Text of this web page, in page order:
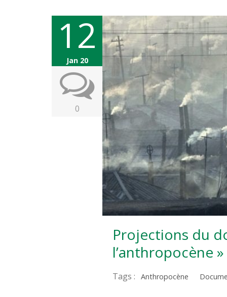
12
Jan 20
0
Projections du
l’anthropocène
Tags : Anthropocène